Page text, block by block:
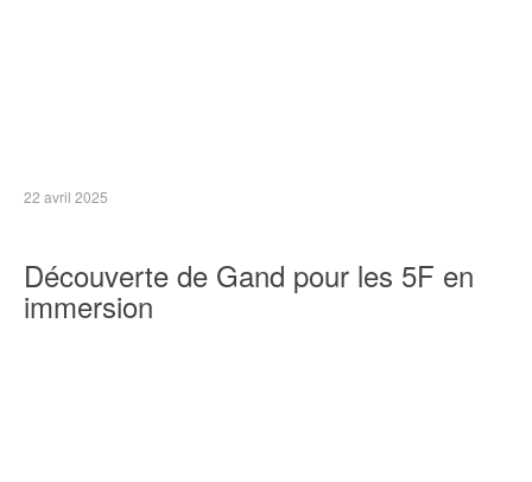
22 avril 2025
Découverte de Gand pour les 5F en
immersion